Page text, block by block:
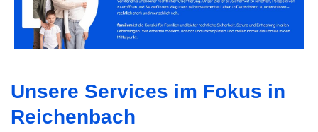
Unsere Services im Fokus in
Reichenbach